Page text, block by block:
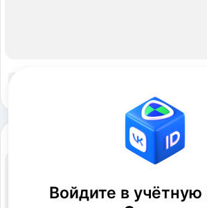
Войдите в учётную